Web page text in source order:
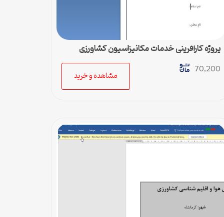
پروژه کارآفرینی خدمات مکانیزاسیون کشاورزی
70,200
مشاهده و خرید